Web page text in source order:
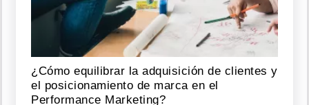
¿Cómo equilibrar la adquisición de clientes y
el posicionamiento de marca en el
Performance Marketing?